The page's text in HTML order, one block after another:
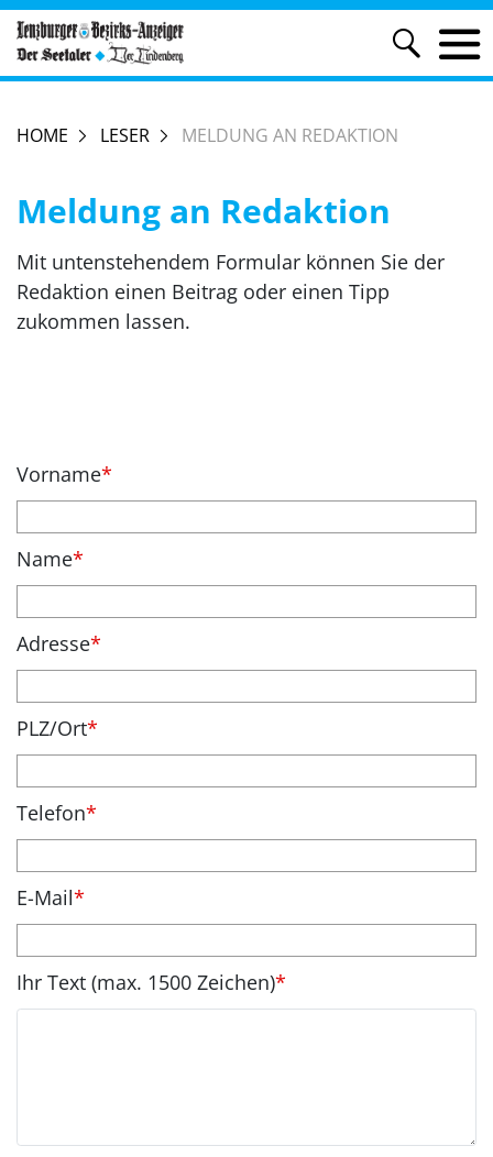
HOME LESER MELDUNG AN REDAKTION
Meldung an Redaktion
Mit untenstehendem Formular können Sie der
Redaktion einen Beitrag oder einen Tipp
zukommen lassen.
Vorname*
Name*
Adresse*
PLZ/Ort*
Telefon*
E-Mail*
Ihr Text (max. 1500 Zeichen)*